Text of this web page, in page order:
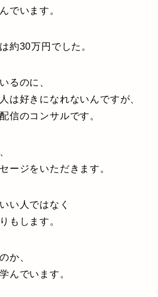
でいます。
約30万円でした。
るのに、
は好きになれないんですが、
信のコンサルです。
ージをいただきます。
い人ではなく
もします。
か、
んでいます。